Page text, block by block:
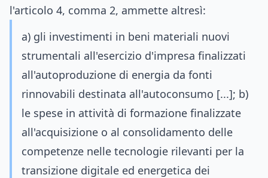
l'articolo 4, comma 2, ammette altresì:
a) gli investimenti in beni materiali nuovi
strumentali all'esercizio d'impresa finalizzati
all'autoproduzione di energia da fonti
rinnovabili destinata all'autoconsumo [...]; b)
le spese in attività di formazione finalizzate
all'acquisizione o al consolidamento delle
competenze nelle tecnologie rilevanti per la
transizione digitale ed energetica dei